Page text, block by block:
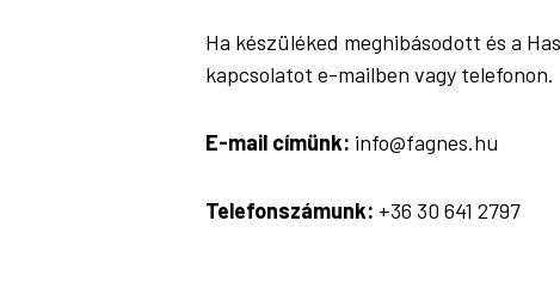
Ha készüléked meghibásodott és a
kapcsolatot e-mailben vagy telefonon.
E-mail címünk: info@fagnes.hu
Telefonszámunk: +36 30 641 2797